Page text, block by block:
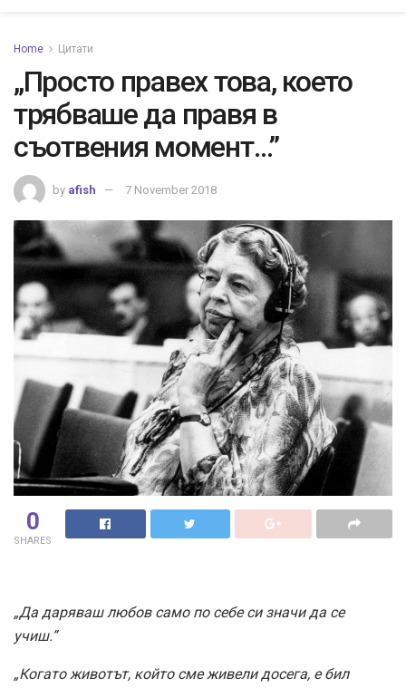
Home Цитати
„Просто правех това, което
трябваше да правя в
съотвения момент…”
by afish 7 November 2018
0
SHARES
„Да даряваш любов само по себе си значи да се
учиш.”
„Когато животът, който сме живели досега, е бил